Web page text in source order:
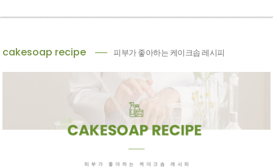
cakesoap recipe 피부가 좋아하는 케이크솝 레시피